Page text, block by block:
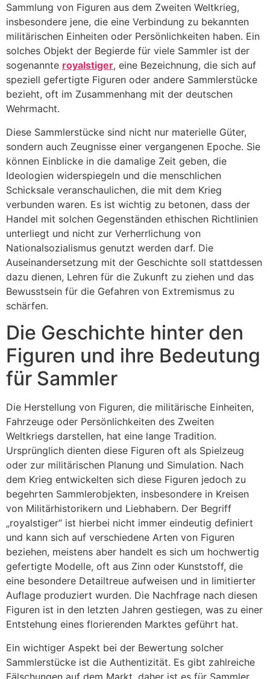
Sammlung von Figuren aus dem Zweiten Weltkrieg,
insbesondere jene, die eine Verbindung zu bekannten
militärischen Einheiten oder Persönlichkeiten haben. Ein
solches Objekt der Begierde für viele Sammler ist der
sogenannte royalstiger, eine Bezeichnung, die sich auf
speziell gefertigte Figuren oder andere Sammlerstücke
bezieht, oft im Zusammenhang mit der deutschen
Wehrmacht.
Diese Sammlerstücke sind nicht nur materielle Güter,
sondern auch Zeugnisse einer vergangenen Epoche. Sie
können Einblicke in die damalige Zeit geben, die
Ideologien widerspiegeln und die menschlichen
Schicksale veranschaulichen, die mit dem Krieg
verbunden waren. Es ist wichtig zu betonen, dass der
Handel mit solchen Gegenständen ethischen Richtlinien
unterliegt und nicht zur Verherrlichung von
Nationalsozialismus genutzt werden darf. Die
Auseinandersetzung mit der Geschichte soll stattdessen
dazu dienen, Lehren für die Zukunft zu ziehen und das
Bewusstsein für die Gefahren von Extremismus zu
schärfen.
Die Geschichte hinter den
Figuren und ihre Bedeutung
für Sammler
Die Herstellung von Figuren, die militärische Einheiten,
Fahrzeuge oder Persönlichkeiten des Zweiten
Weltkriegs darstellen, hat eine lange Tradition.
Ursprünglich dienten diese Figuren oft als Spielzeug
oder zur militärischen Planung und Simulation. Nach
dem Krieg entwickelten sich diese Figuren jedoch zu
begehrten Sammlerobjekten, insbesondere in Kreisen
von Militärhistorikern und Liebhabern. Der Begriff
„royalstiger“ ist hierbei nicht immer eindeutig definiert
und kann sich auf verschiedene Arten von Figuren
beziehen, meistens aber handelt es sich um hochwertig
gefertigte Modelle, oft aus Zinn oder Kunststoff, die
eine besondere Detailtreue aufweisen und in limitierter
Auflage produziert wurden. Die Nachfrage nach diesen
Figuren ist in den letzten Jahren gestiegen, was zu einer
Entstehung eines florierenden Marktes geführt hat.
Ein wichtiger Aspekt bei der Bewertung solcher
Sammlerstücke ist die Authentizität. Es gibt zahlreiche
Fälschungen auf dem Markt, daher ist es für Sammler